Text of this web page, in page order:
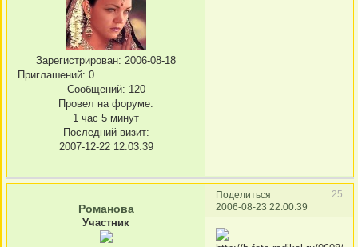
Зарегистрирован: 2006-08-18
Приглашений: 0
Сообщений: 120
Провел на форуме:
1 час 5 минут
Последний визит:
2007-12-22 12:03:39
Поделиться
25
2006-08-23 22:00:39
Романова
Участник